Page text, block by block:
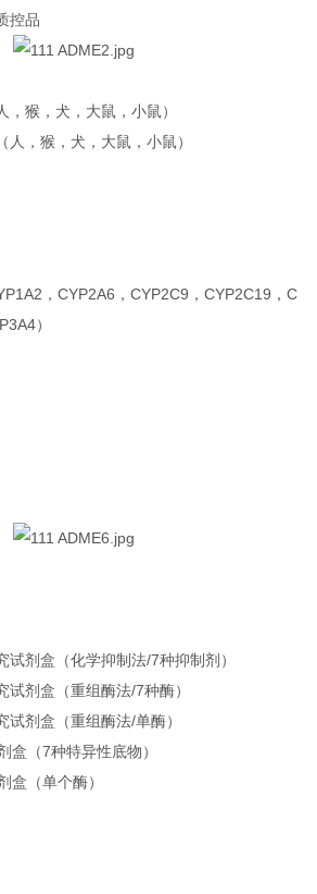
控品
，猴，犬，大鼠，小鼠）
人，猴，犬，大鼠，小鼠）
，CYP2A6，CYP2C9，CYP2C19，C
）
剂盒（化学抑制法/7种抑制剂）
剂盒（重组酶法/7种酶）
剂盒（重组酶法/单酶）
盒（7种特异性底物）
盒（单个酶）